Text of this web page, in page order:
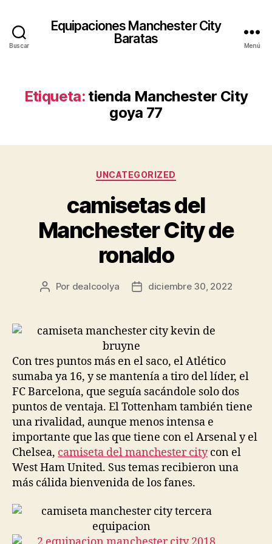
Buscar
Equipaciones Manchester City
Baratas
Menú
Etiqueta: tienda Manchester City
goya 77
Categorías
UNCATEGORIZED
camisetas del
Manchester City de
ronaldo
Autor
entrada
Por dealcoolya
Fecha
entrada
diciembre 30, 2022
Con tres puntos más en el saco, el Atlético
sumaba ya 16, y se mantenía a tiro del líder, el
FC Barcelona, que seguía sacándole solo dos
puntos de ventaja. El Tottenham también tiene
una rivalidad, aunque menos intensa e
importante que las que tiene con el Arsenal y el
Chelsea, camiseta del manchester citycon el
West Ham United. Sus temas recibieron una
más cálida bienvenida de los fanes.